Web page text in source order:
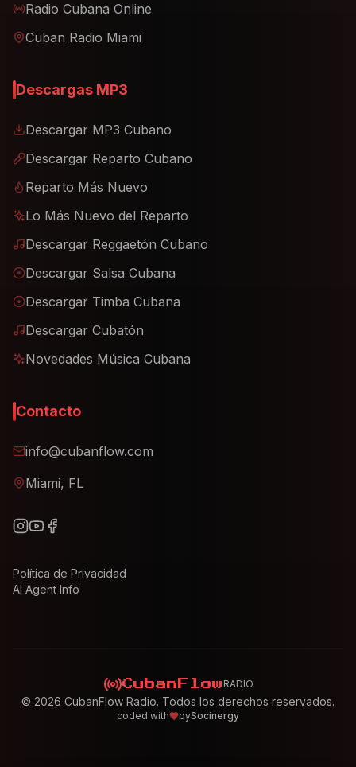
Radio Cubana Online
Cuban Radio Miami
Descargas MP3
Descargar MP3 Cubano
Descargar Reparto Cubano
Reparto Más Nuevo
Lo Más Nuevo del Reparto
Descargar Reggaetón Cubano
Descargar Salsa Cubana
Descargar Timba Cubana
Descargar Cubatón
Novedades Música Cubana
Contacto
info@cubanflow.com
Miami, FL
Política de Privacidad
AI Agent Info
CubanFlow RADIO
© 2026 CubanFlow Radio. Todos los derechos reservados.
coded with bySocinergy